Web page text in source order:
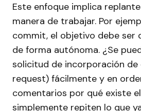
Este enfoque implica
manera de trabajar. Por
commit, el objetivo debe ser
de forma autónoma. ¿Se
solicitud de incorporación de
request) fácilmente y en
comentarios por qué existe
simplemente repiten lo que